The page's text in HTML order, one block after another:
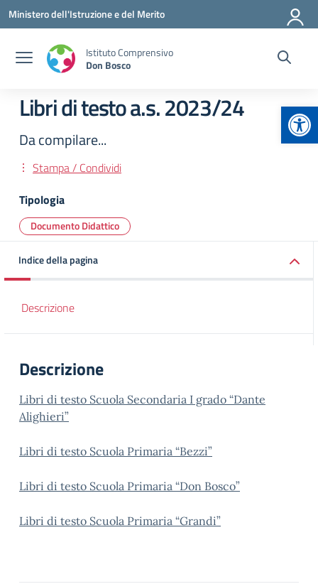
Vai ai contenuti
Vai al menu di navigazione
Vai al footer
Ministero dell'Istruzione e del Merito
Istituto Comprensivo
Don Bosco
Libri di testo a.s. 2023/24
Da compilare...
Stampa / Condividi
Tipologia
Documento Didattico
Indice della pagina
Descrizione
Descrizione
Libri di testo Scuola Secondaria I grado “Dante
Alighieri”
Libri di testo Scuola Primaria “Bezzi”
Libri di testo Scuola Primaria “Don Bosco”
Libri di testo Scuola Primaria “Grandi”